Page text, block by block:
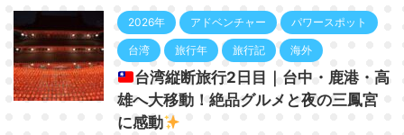
2026年 アドベンチャー パワースポット
台湾 旅行年 旅行記 海外
台湾縦断旅行2日目｜台中・鹿港・高
雄へ大移動！絶品グルメと夜の三鳳宮
に感動